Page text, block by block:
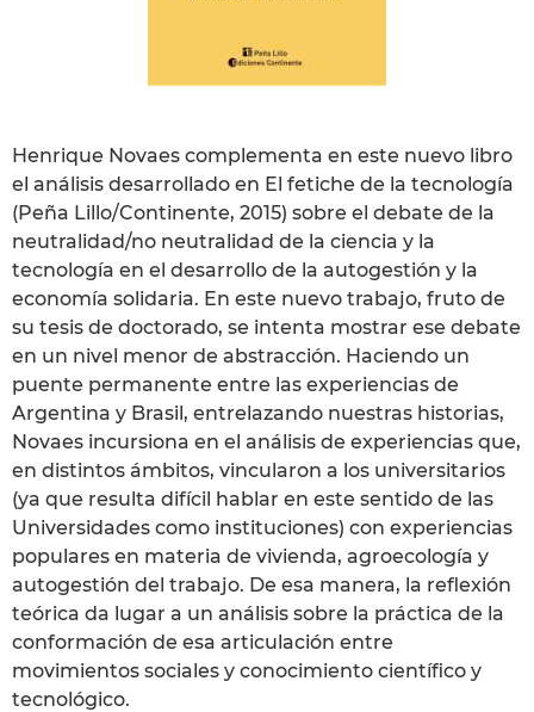
Henrique Novaes complementa en este nuevo libro
el análisis desarrollado en El fetiche de la tecnología
(Peña Lillo/Continente, 2015) sobre el debate de la
neutralidad/no neutralidad de la ciencia y la
tecnología en el desarrollo de la autogestión y la
economía solidaria. En este nuevo trabajo, fruto de
su tesis de doctorado, se intenta mostrar ese debate
en un nivel menor de abstracción. Haciendo un
puente permanente entre las experiencias de
Argentina y Brasil, entrelazando nuestras historias,
Novaes incursiona en el análisis de experiencias que,
en distintos ámbitos, vincularon a los universitarios
(ya que resulta difícil hablar en este sentido de las
Universidades como instituciones) con experiencias
populares en materia de vivienda, agroecología y
autogestión del trabajo. De esa manera, la reflexión
teórica da lugar a un análisis sobre la práctica de la
conformación de esa articulación entre
movimientos sociales y conocimiento científico y
tecnológico.